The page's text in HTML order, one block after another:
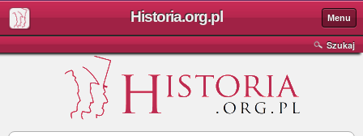
Historia.org.pl Menu
Szukaj